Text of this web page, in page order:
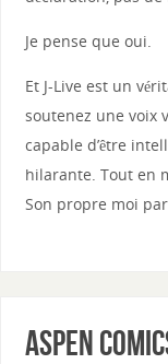
Je pense que oui.
Et J-Live est un
soutenez une voix
capable d’être
hilarante. Tout en
Son propre moi par
Aspen